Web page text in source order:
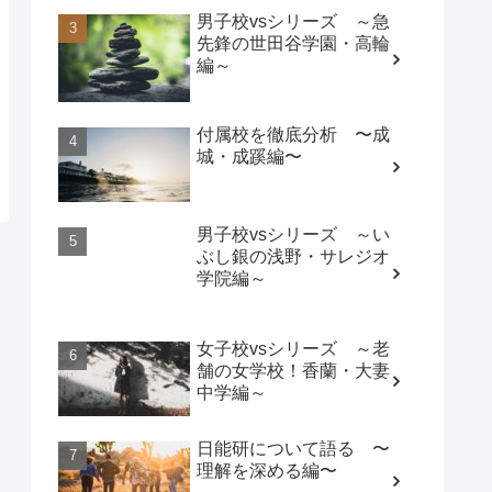
男子校vsシリーズ ～急
先鋒の世田谷学園・高輪
編～
付属校を徹底分析 〜成
城・成蹊編〜
男子校vsシリーズ ～い
ぶし銀の浅野・サレジオ
学院編～
女子校vsシリーズ ～老
舗の女学校！香蘭・大妻
中学編～
日能研について語る 〜
理解を深める編〜